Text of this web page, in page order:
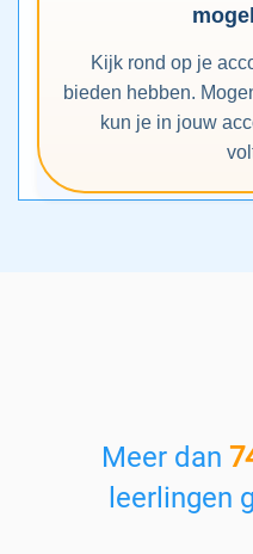
Kijk rond op je
bieden hebben.
kun je in jouw
Meer dan
leerlingen